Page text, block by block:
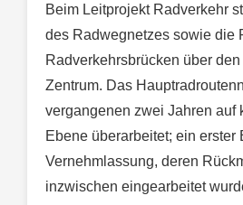
Beim Leitprojekt Radverkehr
des Radwegnetzes sowie die
Radverkehrsbrücken über
Zentrum. Das
vergangenen zwei Jahren auf
Ebene überarbeitet; ein erster
Vernehmlassung, deren
inzwischen eingearbeitet